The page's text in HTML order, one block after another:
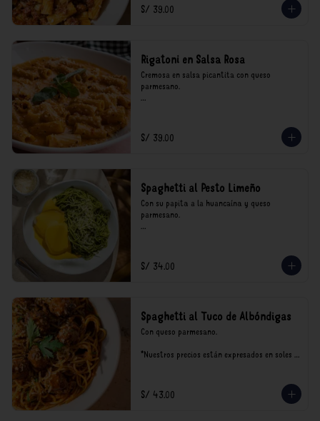
S/ 39.00
Rigatoni en Salsa Rosa
Cremosa en salsa picantita con queso
parmesano.
consumo.
S/ 39.00
Spaghetti al Pesto Limeño
Con su papita a la huancaína y queso
parmesano.
consumo.
S/ 34.00
Spaghetti al Tuco de Albóndigas
Con queso parmesano.
*Nuestros precios están expresados en soles e
S/ 43.00